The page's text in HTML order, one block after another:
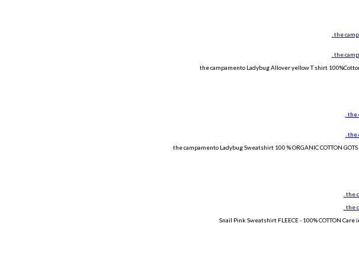
. the
. the
the campamento Ladybug Allover yellow T shirt
.
.
the campamento Ladybug Sweatshirt 100 % ORGANIC COTTON
. the
. the
Snail Pink Sweatshirt FLEECE - 100% COTTON